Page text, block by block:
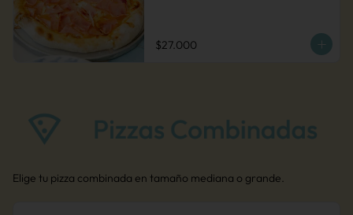
$27.000
Elige tu pizza combinada en tamaño mediana o grande.